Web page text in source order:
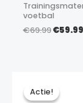
voetbal
€69.99€59.99
Actie!
Actie!